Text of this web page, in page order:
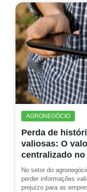
AGRONEGÓCIO
Perda de
valiosas: O
centralizado no
No setor do
perder informações
prejuízo para as